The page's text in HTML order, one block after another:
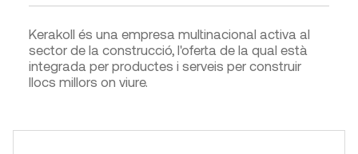
Kerakoll és una empresa multinacional activa al
sector de la construcció, l'oferta de la qual està
integrada per productes i serveis per construir
llocs millors on viure.